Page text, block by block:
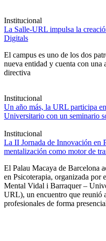
Institucional
La Salle-URL impulsa la
Digitals
El campus es uno de los dos
nueva entidad y cuenta con una
directiva
Institucional
Un año más, la URL participa
Universitario con un seminario
Institucional
La II Jornada de Innovación en
mentalización como motor de
El Palau Macaya de Barcelona
en Psicoterapia, organizada
Mental Vidal i Barraquer –
URL), un encuentro que reunió
profesionales de forma